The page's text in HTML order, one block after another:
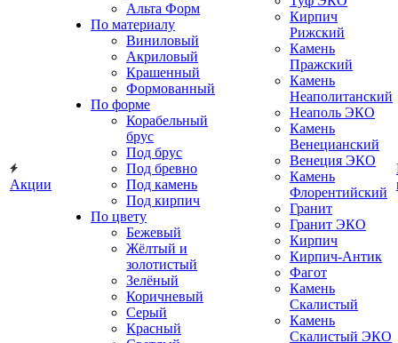
Акции
Альта Форм
По материалу
Виниловый
Акриловый
Крашенный
Формованный
По форме
Корабельный
брус
Под брус
Под бревно
Под камень
Под кирпич
По цвету
Бежевый
Жёлтый и
золотистый
Зелёный
Коричневый
Серый
Красный
Кирпич
Рижский
Камень
Пражский
Камень
Неаполитанский
Неаполь ЭКО
Камень
Венецианский
Венеция ЭКО
Камень
Флорентийский
Гранит
Гранит ЭКО
Кирпич
Кирпич-Антик
Фагот
Камень
Скалистый
Камень
Скалистый ЭКО